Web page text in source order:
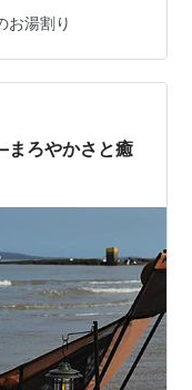
てみました。濃
ジからすると、牛
「ぜったいに不味
やってみたらこ
が「やさしいミル
養…
お湯割り
ろやかさと癒